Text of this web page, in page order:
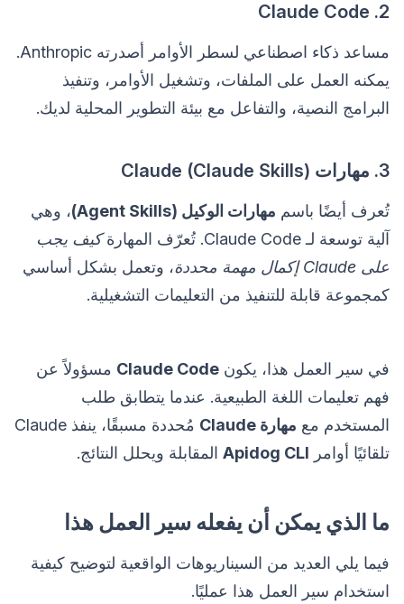
2. Claude Code
مساعد ذكاء اصطناعي لسطر الأوامر أصدرته Anthropic.
يمكنه العمل على الملفات، وتشغيل الأوامر، وتنفيذ
البرامج النصية، والتفاعل مع بيئة التطوير المحلية لديك.
3. مهارات Claude (Claude Skills)
تُعرف أيضًا باسم مهارات الوكيل (Agent Skills)
، وهي
آلية توسعة لـ Claude Code. تُعرّف المهارة
كيف يجب
على Claude إكمال مهمة محددة
، وتعمل بشكل أساسي
كمجموعة قابلة للتنفيذ من التعليمات التشغيلية.
في سير العمل هذا، يكون Claude Code مسؤولاً عن
فهم تعليمات اللغة الطبيعية. عندما يتطابق طلب
المستخدم مع مهارة Claude
مُحددة مسبقًا، ينفذ Claude
تلقائيًا أوامر Apidog CLI المقابلة ويحلل النتائج.
ما الذي يمكن أن يفعله سير العمل هذا
فيما يلي العديد من السيناريوهات الواقعية لتوضيح كيفية
استخدام سير العمل هذا عمليًا.